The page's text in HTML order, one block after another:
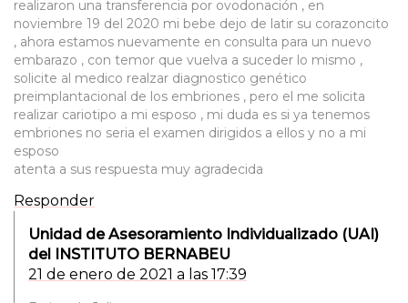
realizaron una transferencia por ovodonación , en
noviembre 19 del 2020 mi bebe dejo de latir su corazoncito
, ahora estamos nuevamente en consulta para un nuevo
embarazo , con temor que vuelva a suceder lo mismo ,
solicite al medico realzar diagnostico genético
preimplantacional de los embriones , pero el me solicita
realizar cariotipo a mi esposo , mi duda es si ya tenemos
embriones no seria el examen dirigidos a ellos y no a mi
esposo
atenta a sus respuesta muy agradecida
Responder
Unidad de Asesoramiento Individualizado (UAI)
del INSTITUTO BERNABEU
21 de enero de 2021 a las 17:39